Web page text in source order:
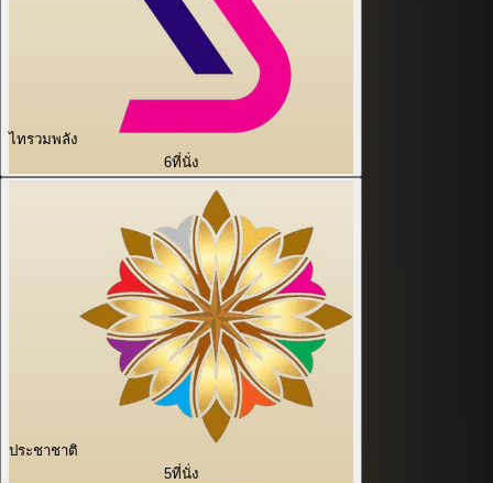
ไทรวมพลัง
6ที่นั่ง
ประชาชาติ
5ที่นั่ง